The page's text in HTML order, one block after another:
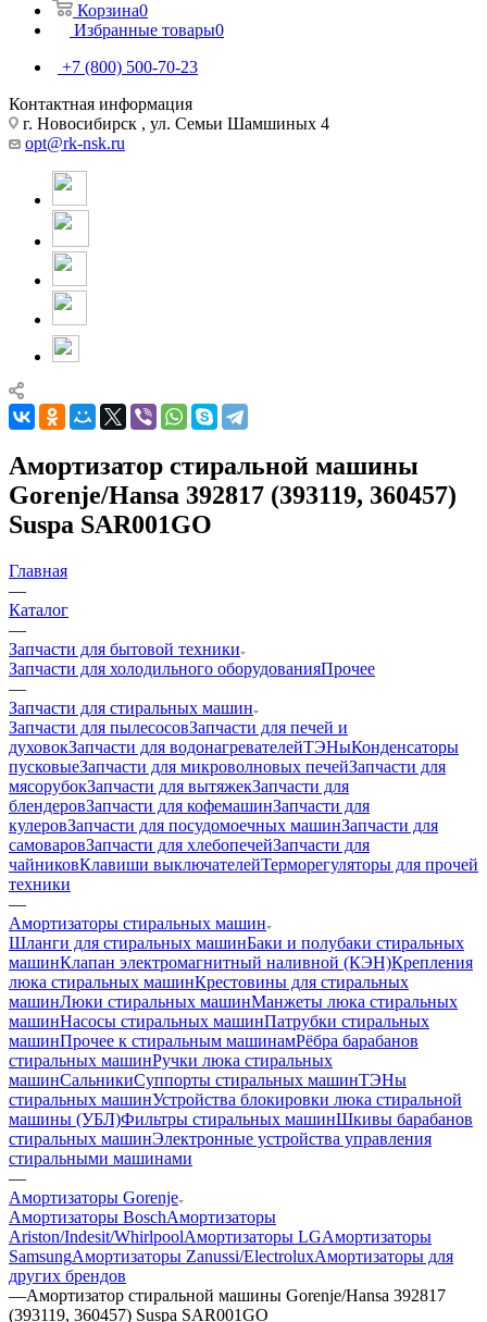
Корзина0
Избранные товары0
+7 (800) 500-70-23
Контактная информация
г. Новосибирск , ул. Семьи Шамшиных 4
opt@rk-nsk.ru
Амортизатор стиральной машины
Gorenje/Hansa 392817 (393119, 360457)
Suspa SAR001GO
Главная
—
Каталог
—
Запчасти для бытовой техники
Запчасти для холодильного оборудованияПрочее
—
Запчасти для стиральных машин
Запчасти для пылесосовЗапчасти для печей и
духовокЗапчасти для водонагревателейТЭНыКонденсаторы
пусковыеЗапчасти для микроволновых печейЗапчасти для
мясорубокЗапчасти для вытяжекЗапчасти для
блендеровЗапчасти для кофемашинЗапчасти для
кулеровЗапчасти для посудомоечных машинЗапчасти для
самоваровЗапчасти для хлебопечейЗапчасти для
чайниковКлавиши выключателейТерморегуляторы для прочей
техники
—
Амортизаторы стиральных машин
Шланги для стиральных машинБаки и полубаки стиральных
машинКлапан электромагнитный наливной (КЭН)Крепления
люка стиральных машинКрестовины для стиральных
машинЛюки стиральных машинМанжеты люка стиральных
машинНасосы стиральных машинПатрубки стиральных
машинПрочее к стиральным машинамРёбра барабанов
стиральных машинРучки люка стиральных
машинСальникиСуппорты стиральных машинТЭНы
стиральных машинУстройства блокировки люка стиральной
машины (УБЛ)Фильтры стиральных машинШкивы барабанов
стиральных машинЭлектронные устройства управления
стиральными машинами
—
Амортизаторы Gorenje
Амортизаторы BoschАмортизаторы
Ariston/Indesit/WhirlpoolАмортизаторы LGАмортизаторы
SamsungАмортизаторы Zanussi/ElectroluxАмортизаторы для
других брендов
—Амортизатор стиральной машины Gorenje/Hansa 392817
(393119, 360457) Suspa SAR001GO